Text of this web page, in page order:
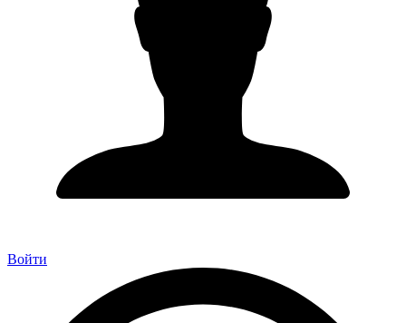
Войти